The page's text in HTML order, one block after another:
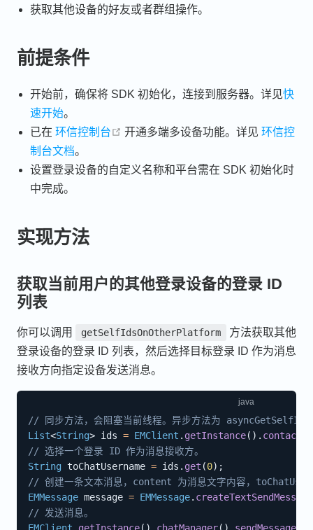
获取其他设备的好友或者群组操作。
前提条件
开始前，确保将 SDK 初始化，连接到服务器。详见快
速开始。
已在环信控制台 open in new window
开通多端多设备功能。详见环信控
制台文档。
设置登录设备的自定义名称和平台需在 SDK 初始化时
中完成。
实现方法
获取当前用户的其他登录设备的登录 ID
列表
你可以调用 getSelfIdsOnOtherPlatform
方法获取其他
登录设备的登录 ID 列表，然后选择目标登录 ID 作为消息
接收方向指定设备发送消息。
// 同步方法，会阻塞当前线程。异步方法为
List<String> ids = EMClient . getInstance( ) .
// 选择一个登录 ID 作为消息接收方。
String toChatUsername = ids . get (0) ;
// 创建一条文本消息，content 为消息文字内容，
EMMessage message = EMMessage. createTextSendMessage
// 发送消息。